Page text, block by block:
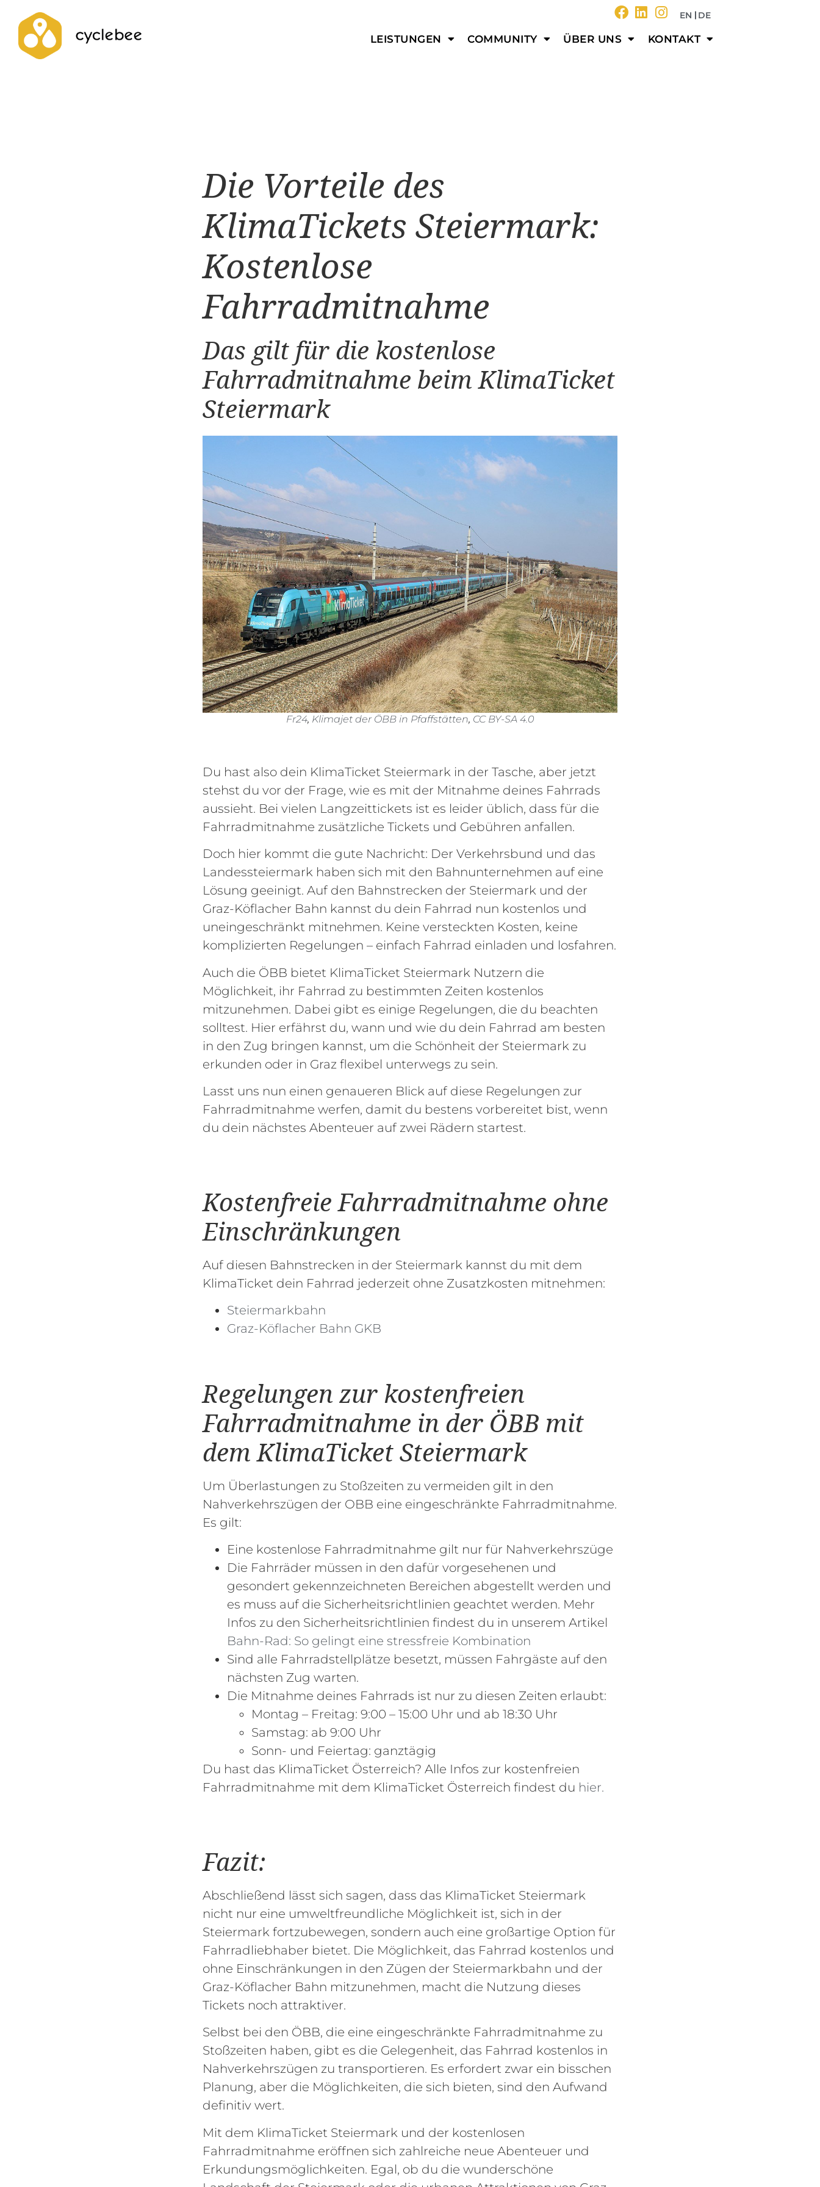
EN DE
LEISTUNGEN COMMUNITY ÜBER UNS KONTAKT
Impressum Datenschutz Jobs Presse
Die Vorteile des
KlimaTickets Steiermark:
Kostenlose
Fahrradmitnahme
Das gilt für die kostenlose
Fahrradmitnahme beim KlimaTicket
Steiermark
Fr24, Klimajet der ÖBB in Pfaffstätten, CC BY-SA 4.0
Du hast also dein KlimaTicket Steiermark in der Tasche, aber jetzt
stehst du vor der Frage, wie es mit der Mitnahme deines Fahrrads
aussieht. Bei vielen Langzeittickets ist es leider üblich, dass für die
Fahrradmitnahme zusätzliche Tickets und Gebühren anfallen.
Doch hier kommt die gute Nachricht: Der Verkehrsbund und das
Landessteiermark haben sich mit den Bahnunternehmen auf eine
Lösung geeinigt. Auf den Bahnstrecken der Steiermark und der
Graz-Köflacher Bahn kannst du dein Fahrrad nun kostenlos und
uneingeschränkt mitnehmen. Keine versteckten Kosten, keine
komplizierten Regelungen – einfach Fahrrad einladen und losfahren.
Auch die ÖBB bietet KlimaTicket Steiermark Nutzern die
Möglichkeit, ihr Fahrrad zu bestimmten Zeiten kostenlos
mitzunehmen. Dabei gibt es einige Regelungen, die du beachten
solltest. Hier erfährst du, wann und wie du dein Fahrrad am besten
in den Zug bringen kannst, um die Schönheit der Steiermark zu
erkunden oder in Graz flexibel unterwegs zu sein.
Lasst uns nun einen genaueren Blick auf diese Regelungen zur
Fahrradmitnahme werfen, damit du bestens vorbereitet bist, wenn
du dein nächstes Abenteuer auf zwei Rädern startest.
Kostenfreie Fahrradmitnahme ohne
Einschränkungen
Auf diesen Bahnstrecken in der Steiermark kannst du mit dem
KlimaTicket dein Fahrrad jederzeit ohne Zusatzkosten mitnehmen:
Steiermarkbahn
Graz-Köflacher Bahn GKB
Regelungen zur kostenfreien
Fahrradmitnahme in der ÖBB mit
dem KlimaTicket Steiermark
Um Überlastungen zu Stoßzeiten zu vermeiden gilt in den
Nahverkehrszügen der OBB eine eingeschränkte Fahrradmitnahme.
Es gilt:
Eine kostenlose Fahrradmitnahme gilt nur für Nahverkehrszüge
Die Fahrräder müssen in den dafür vorgesehenen und
gesondert gekennzeichneten Bereichen abgestellt werden und
es muss auf die Sicherheitsrichtlinien geachtet werden. Mehr
Infos zu den Sicherheitsrichtlinien findest du in unserem Artikel
Bahn-Rad: So gelingt eine stressfreie Kombination
Sind alle Fahrradstellplätze besetzt, müssen Fahrgäste auf den
nächsten Zug warten.
Die Mitnahme deines Fahrrads ist nur zu diesen Zeiten erlaubt:
Montag – Freitag: 9:00 – 15:00 Uhr und ab 18:30 Uhr
Samstag: ab 9:00 Uhr
Sonn- und Feiertag: ganztägig
Du hast das KlimaTicket Österreich? Alle Infos zur kostenfreien
Fahrradmitnahme mit dem KlimaTicket Österreich findest du hier.
Fazit:
Abschließend lässt sich sagen, dass das KlimaTicket Steiermark
nicht nur eine umweltfreundliche Möglichkeit ist, sich in der
Steiermark fortzubewegen, sondern auch eine großartige Option für
Fahrradliebhaber bietet. Die Möglichkeit, das Fahrrad kostenlos und
ohne Einschränkungen in den Zügen der Steiermarkbahn und der
Graz-Köflacher Bahn mitzunehmen, macht die Nutzung dieses
Tickets noch attraktiver.
Selbst bei den ÖBB, die eine eingeschränkte Fahrradmitnahme zu
Stoßzeiten haben, gibt es die Gelegenheit, das Fahrrad kostenlos in
Nahverkehrszügen zu transportieren. Es erfordert zwar ein bisschen
Planung, aber die Möglichkeiten, die sich bieten, sind den Aufwand
definitiv wert.
Mit dem KlimaTicket Steiermark und der kostenlosen
Fahrradmitnahme eröffnen sich zahlreiche neue Abenteuer und
Erkundungsmöglichkeiten. Egal, ob du die wunderschöne